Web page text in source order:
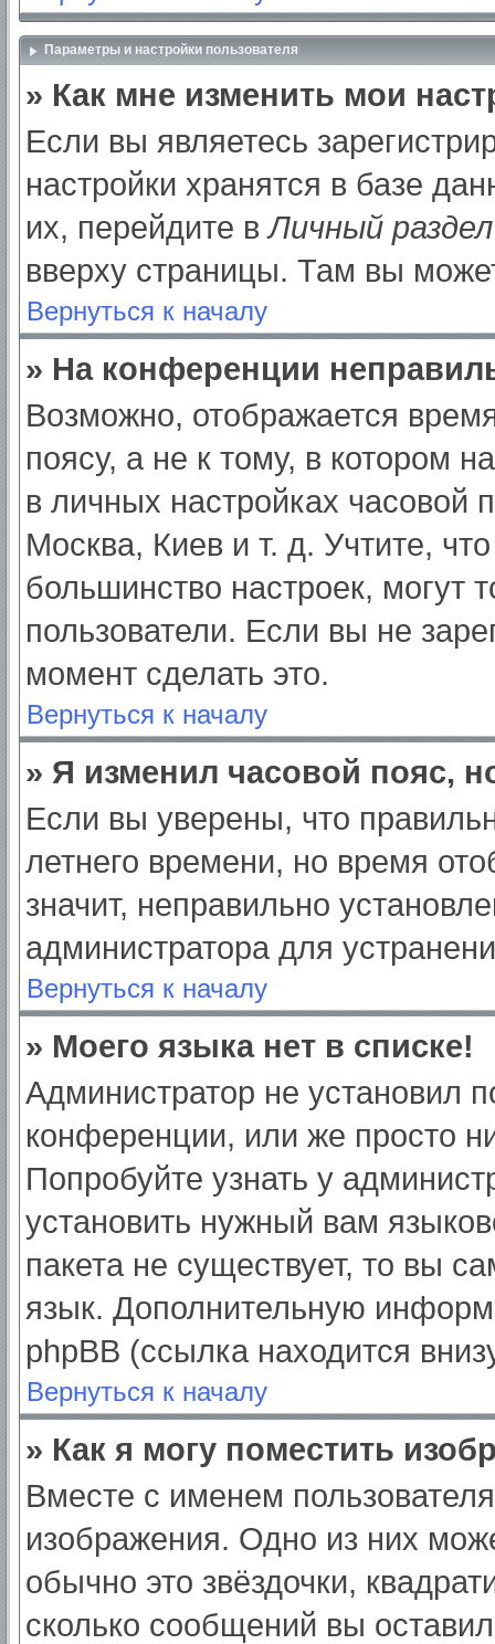
Параметры и настройки пользователя
» Как мне изменить мои
Если вы являетесь
настройки хранятся в базе
их, перейдите вЛичный раздел
вверху страницы. Там вы
Вернуться к началу
» На конференции
Возможно, отображается
поясу, а не к тому, в котором
в личных настройках часовой
Москва, Киев и т. д. Учтите,
большинство настроек, могут
пользователи. Если вы не
момент сделать это.
Вернуться к началу
» Я изменил часовой пояс,
Если вы уверены, что
летнего времени, но время
значит, неправильно
администратора для
Вернуться к началу
» Моего языка нет в списке!
Администратор не установил
конференции, или же просто
Попробуйте узнать у
установить нужный вам
пакета не существует, то вы
язык. Дополнительную
phpBB (ссылка находится
Вернуться к началу
» Как я могу поместить
Вместе с именем
изображения. Одно из них
обычно это звёздочки,
сколько сообщений вы